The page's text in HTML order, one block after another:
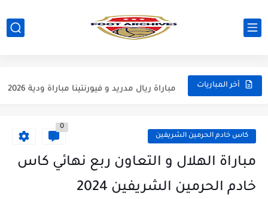
أخر المباريات
مباراة مانشستر يونايتد و اتلتيكو مدريد مباراة ودية 2026
مباراة ريال مدريد و فيورنتينا مباراة ودية 2026
مباراة برشلونة و بيرمنغهام مباراة ودية 2026
مباراة سيلتيك و ميلان مباراة ودية 2026
كاس خادم الحرمين الشريفين
0
مباراة الهلال و التعاون ربع نهائي كاس
خادم الحرمين الشريفين 2024